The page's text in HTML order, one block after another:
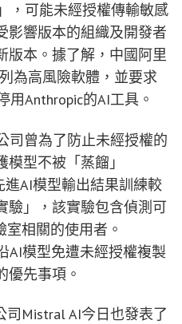
，可能未經授權傳輸敏感
影響版本的組織及開發者
版本。據了解，中國阿里
為高風險軟體，並要求
用Anthropic的AI工具。
司曾為了防止未經授權的
型不被「蒸餾」
進AI模型輸出結果訓練較
驗」，該實驗包含偵測可
相關的使用者。
AI模型免遭未經授權複製
優先事項。
Mistral AI今日也發表了